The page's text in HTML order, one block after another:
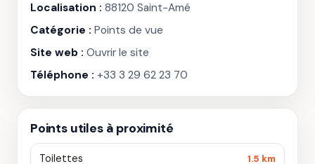
Localisation : 88120 Saint-Amé
Catégorie : Points de vue
Site web : Ouvrir le site
Téléphone : +33 3 29 62 23 70
Points utiles à proximité
Toilettes 1.5 km